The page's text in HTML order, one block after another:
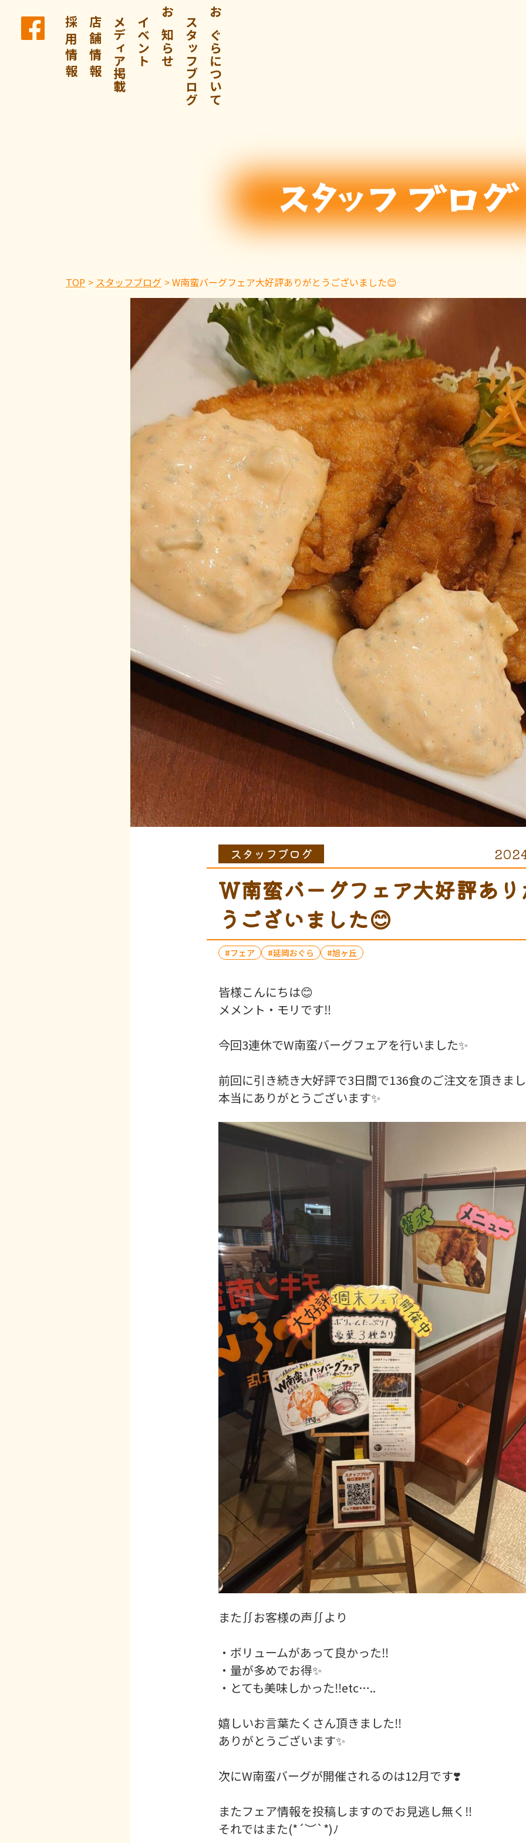
採 用 情 報店 舗 情 報メディア掲載 イベント お知らせ スタッフブログおぐらについて
TOP スタッフブログ W南蛮バーグフェア大好評ありがとうございました😊
スタッフブログ
W南蛮バーグフェア大好評あ
うございました😊
フェア 延岡おぐら 旭ヶ丘
皆様こんにちは😊
メメント・モリです‼️
今回3連休でW南蛮バーグフェアを行いました✨️
前回に引き続き大好評で3日間で136食のご注文を頂きま
本当にありがとうございます✨️
また∬お客様の声∬より
・ボリュームがあって良かった‼️
・量が多めでお得✨️
・とても美味しかった‼️etc…..
嬉しいお言葉たくさん頂きました‼️
ありがとうございます✨️
次にW南蛮バーグが開催されるのは12月です❣️
またフェア情報を投稿しますのでお見逃し無く‼️
それではまた(*´︶`*)ﾉ